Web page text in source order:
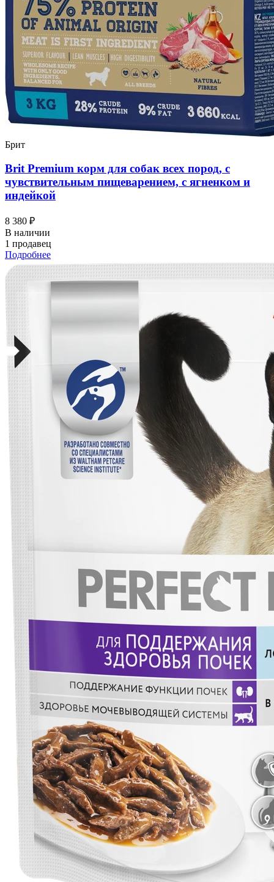
Брит
Brit Premium корм для собак всех пород, с
чувствительным пищеварением, с ягненком и
индейкой
8 380 ₽
В наличии
1 продавец
Подробнее